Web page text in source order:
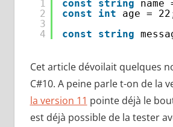
1
2
3
4
const string name
const
int
age =
const
string
Cet article dévoilait quelques
C#10. A peine parle t-on de la
la version 11 pointe déjà le
est déjà possible de la tester